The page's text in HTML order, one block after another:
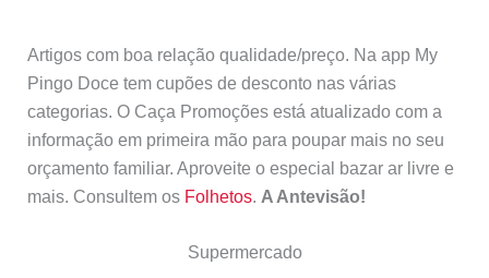
Artigos com boa relação qualidade/preço. Na app My
Pingo Doce tem cupões de desconto nas várias
categorias. O Caça Promoções está atualizado com a
informação em primeira mão para poupar mais no seu
orçamento familiar. Aproveite o especial bazar ar livre e
mais. Consultem os Folhetos. A Antevisão!
Supermercado